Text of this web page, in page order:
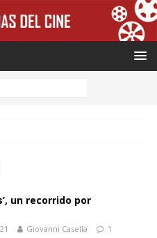
un recorrido por
Giovanni Casella 1